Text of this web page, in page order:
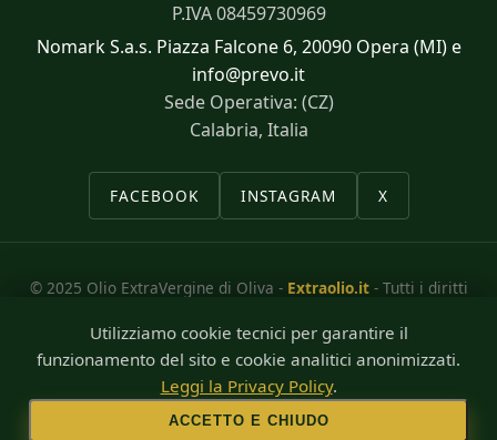
P.IVA 08459730969
Nomark S.a.s. Piazza Falcone 6, 20090 Opera (MI) e
info@prevo.it
Sede Operativa: (CZ)
Calabria, Italia
FACEBOOK INSTAGRAM X
© 2025 Olio ExtraVergine di Oliva - Extraolio.it- Tutti i diritti
✨Hybrid AI Engineered
Utilizziamo cookie tecnici per garantire il
funzionamento del sito e cookie analitici anonimizzati.
Leggi la Privacy Policy.
ACCETTO E CHIUDO